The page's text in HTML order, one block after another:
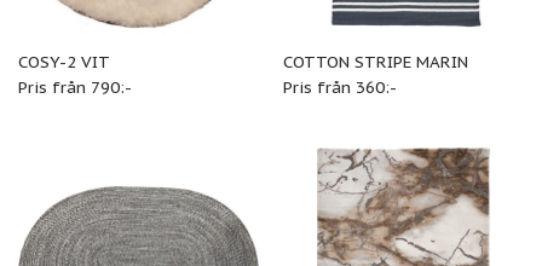
COSY-2 VIT
Pris från 790:-
COTTON STRIPE MARIN
Pris från 360:-